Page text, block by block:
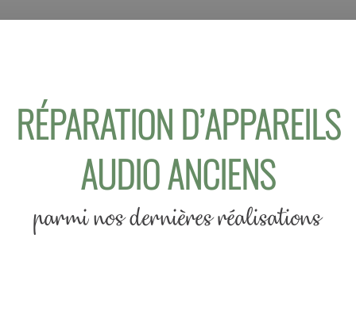
RÉPARATION D’APPAREILS
AUDIO ANCIENS
parmi nos dernières réalisations